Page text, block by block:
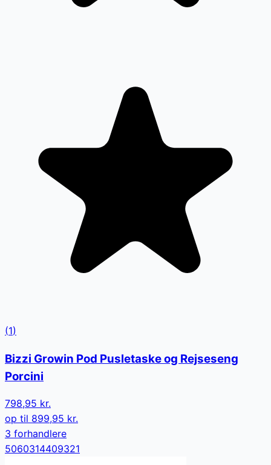
(1)
Bizzi Growin Pod Pusletaske og Rejseseng
Porcini
798,95 kr.
op til 899,95 kr.
3 forhandlere
5060314409321